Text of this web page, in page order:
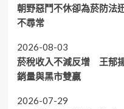
朝野惡鬥不休卻為菸防
不尋常
2026-08-03
菸稅收入不減反增 王郁
銷量與黑市雙贏
2026-07-29